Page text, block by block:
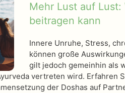
Mehr Lust auf
beitragen kann
Innere Unruhe, Stress,
können große
gilt jedoch gemeinhin als
vertreten wird. Erfahren
der Doshas auf